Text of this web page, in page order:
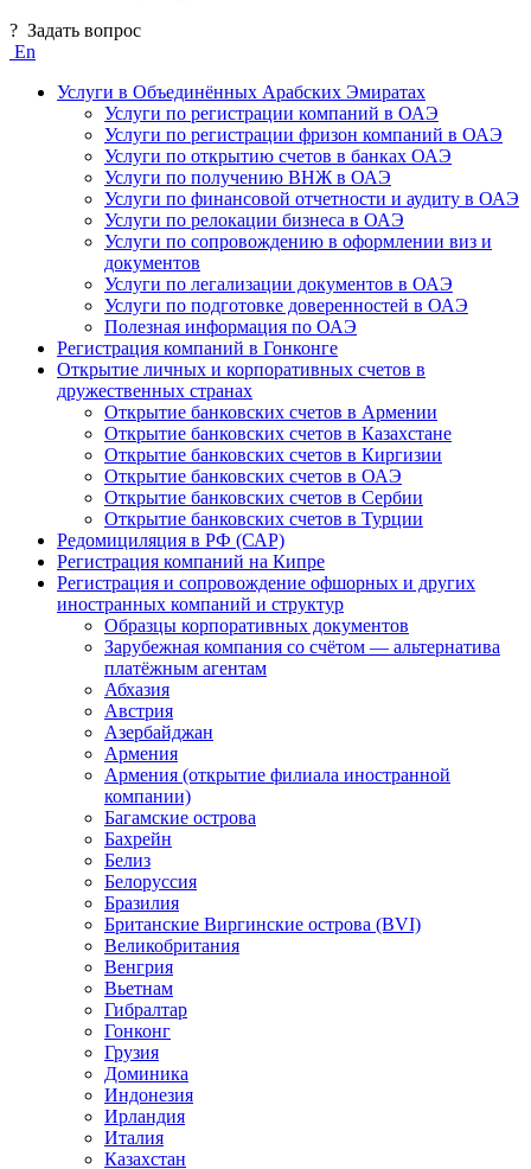
? Задать вопрос
En
Услуги в Объединённых Арабских Эмиратах
Услуги по регистрации компаний в ОАЭ
Услуги по регистрации фризон компаний в ОАЭ
Услуги по открытию счетов в банках ОАЭ
Услуги по получению ВНЖ в ОАЭ
Услуги по финансовой отчетности и аудиту в ОАЭ
Услуги по релокации бизнеса в ОАЭ
Услуги по сопровождению в оформлении виз и
документов
Услуги по легализации документов в ОАЭ
Услуги по подготовке доверенностей в ОАЭ
Полезная информация по ОАЭ
Регистрация компаний в Гонконге
Открытие личных и корпоративных счетов в
дружественных странах
Открытие банковских счетов в Армении
Открытие банковских счетов в Казахстане
Открытие банковских счетов в Киргизии
Открытие банковских счетов в ОАЭ
Открытие банковских счетов в Сербии
Открытие банковских счетов в Турции
Редомициляция в РФ (САР)
Регистрация компаний на Кипре
Регистрация и сопровождение офшорных и других
иностранных компаний и структур
Образцы корпоративных документов
Зарубежная компания со счётом — альтернатива
платёжным агентам
Абхазия
Австрия
Азербайджан
Армения
Армения (открытие филиала иностранной
компании)
Багамские острова
Бахрейн
Белиз
Белоруссия
Бразилия
Британские Виргинские острова (BVI)
Великобритания
Венгрия
Вьетнам
Гибралтар
Гонконг
Грузия
Доминика
Индонезия
Ирландия
Италия
Казахстан